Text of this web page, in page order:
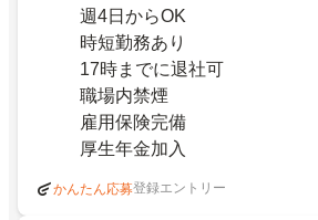
週4日からOK
時短勤務あり
17時までに退社可
職場内禁煙
雇用保険完備
厚生年金加入
かんたん応募登録エントリー